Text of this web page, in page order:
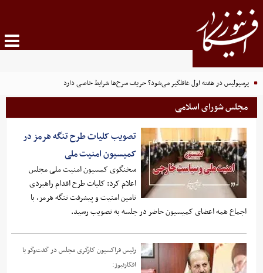
پرسپولیس در هفته اول غافلگیر می‌شود؟ حریف سرخ‌ها شرایط خاصی دارد
مجلس شورای اسلامی
تصویب کلیات طرح تنگه هرمز در
کمیسیون امنیت ملی
سخنگوی کمسیون امنیت ملی مجلس
اعلام کرد: کلیات طرح اقدام راهبردی
تامین امنیت و پیشرفت تنگه هرمز، با
اجماع همه اعضای کمیسیون حاضر در جلسه به تصویب رسید.
رئیس فراکسیون کارگری مجلس در گفت‌وگو با
افکارنیوز: